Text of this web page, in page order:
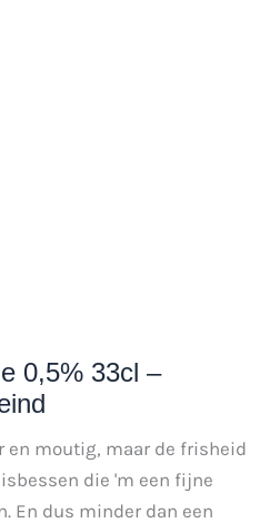
0,5% 33cl –
en moutig, maar de frisheid
die 'm een fijne
En dus minder dan een